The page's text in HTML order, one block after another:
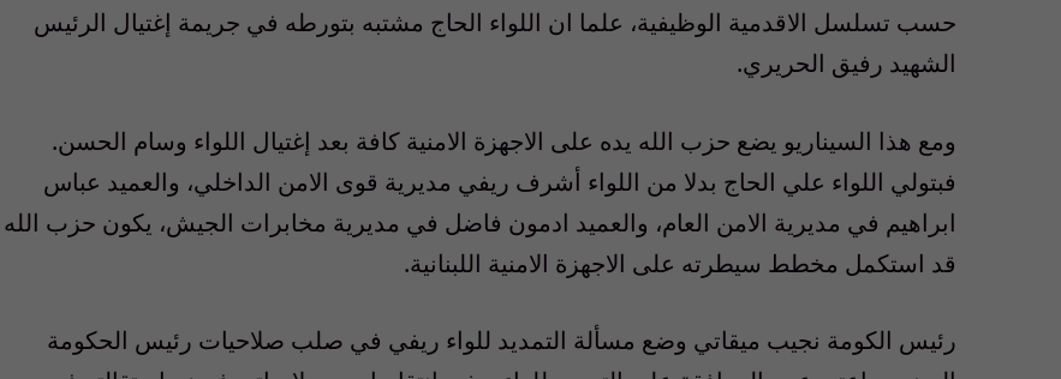
حسب تسلسل الاقدمية الوظيفية، علما ان اللواء الحاج مشتبه بتورطه في جريمة إغتيال الرئيس
الشهيد رفيق الحريري.
ومع هذا السيناريو يضع حزب الله يده على الاجهزة الامنية كافة بعد إغتيال اللواء وسام الحسن.
فبتولي اللواء علي الحاج بدلا من اللواء أشرف ريفي مديرية قوى الامن الداخلي، والعميد عباس
ابراهيم في مديرية الامن العام، والعميد ادمون فاضل في مديرية مخابرات الجيش، يكون حزب الله
قد استكمل مخطط سيطرته على الاجهزة الامنية اللبنانية.
رئيس الكومة نجيب ميقاتي وضع مسألة التمديد للواء ريفي في صلب صلاحيات رئيس الحكومة